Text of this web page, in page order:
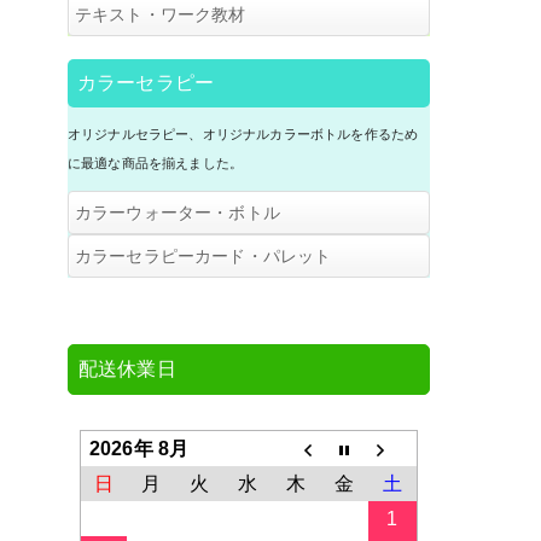
布製色名シール120色用
(B4サイズ版・A4サイズ版)
ン(B4サイズ版・A4サイズ版)
(B4サイズ版)
120色ドレーピングチェックシート
はがき版ヘアメイクカラー
アドバイスシート・スタンダード
(B4サイズ版・A4サイズ版)
ン(B4サイズ版・A4サイズ版)
２つ折りカラーパレットＡ
A4／A3パネルポスター・全31種
テキスト・ワーク教材
(10枚入)
A4カラーボード・キット / 完成品
カラーセラピー
オリジナルセラピー、オリジナルカラーボトルを作るため
に最適な商品を揃えました。
カラーウォーター・ボトル
３原色キット
カラーセラピーカード・パレット
配送休業日
2026年 8月
日
月 火 水 木 金
土
1